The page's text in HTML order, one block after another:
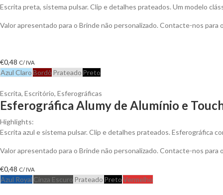
Escrita preta, sistema pulsar. Clip e detalhes prateados. Um modelo
Valor apresentado para o Brinde não personalizado. Contacte-nos
€0,48 C/ IVA
Azul ClaroBordô Prateado Preto
Escrita, Escritório, Esferográficas
Esferográfica Alumy de Alumínio e
Highlights:
Escrita azul e sistema pulsar. Clip e detalhes prateados. Esferográfica
Valor apresentado para o Brinde não personalizado. Contacte-nos
€0,48 C/ IVA
Azul Royal Cinza Escuro Prateado PretoVermelho